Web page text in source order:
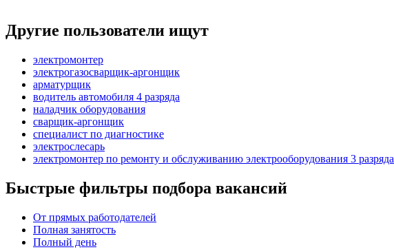
Другие пользователи ищут
электромонтер
электрогазосварщик-аргонщик
арматурщик
водитель автомобиля 4 разряда
наладчик оборудования
сварщик-аргонщик
специалист по диагностике
электрослесарь
электромонтер по ремонту и обслуживанию электрооборудования 3 разряда
Быстрые фильтры подбора вакансий
От прямых работодателей
Полная занятость
Полный день